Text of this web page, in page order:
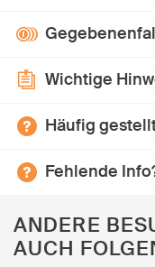
Wichtige
Häufig
Fehlende
ANDERE
AUCH